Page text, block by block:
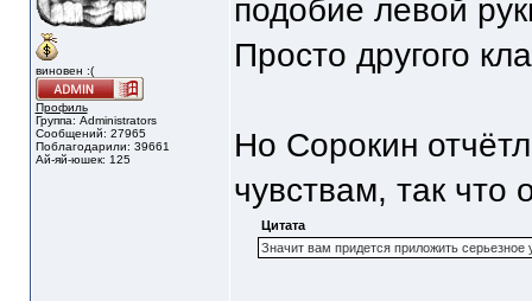
виновен :(
Профиль
Группа: Administrators
Сообщений: 27965
Поблагодарили: 39661
Ай-яй-юшек: 125
подобие левой
Просто другого
Но Сорокин
чувствам, так что
Цитата
Значит вам придется приложить